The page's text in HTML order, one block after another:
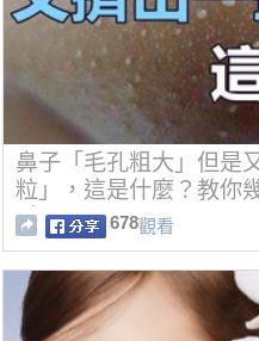
鼻子「毛孔粗大」但是
粒」，這是什麼？教你
膩！
678觀看